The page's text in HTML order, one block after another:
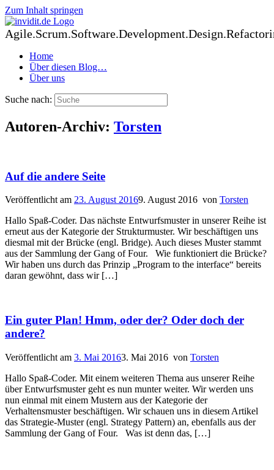
Zum Inhalt springen
Home
Über diesen Blog…
Über uns
Suche nach:
Autoren-Archiv: Torsten
Auf die andere Seite
Veröffentlicht am 23. August 20169. August 2016 von Torsten
Hallo Spaß-Coder. Das nächste Entwurfsmuster in unserer Reihe ist
erneut aus der Kategorie der Strukturmuster. Wir beschäftigen uns
diesmal mit der Brücke (engl. Bridge). Auch dieses Muster stammt
aus der Sammlung der Gang of Four. Wie funktioniert die Brücke?
Wir haben uns durch das Prinzip „Program to the interface“ bereits
daran gewöhnt, dass wir […]
Ein guter Plan! Hmm, oder der? Oder doch der
andere?
Veröffentlicht am 3. Mai 20163. Mai 2016 von Torsten
Hallo Spaß-Coder. Mit einem weiteren Thema aus unserer Reihe
über Entwurfsmuster geht es nun munter weiter. Wir werden uns
nun einmal mit einem Mustern aus der Kategorie der
Verhaltensmuster beschäftigen. Wir schauen uns in diesem Artikel
das Strategie-Muster (engl. Strategy Pattern) an, ebenfalls aus der
Sammlung der Gang of Four. Was ist denn das, […]